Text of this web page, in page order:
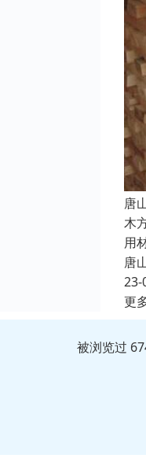
唐
木
用
唐
23-
更
被浏览过